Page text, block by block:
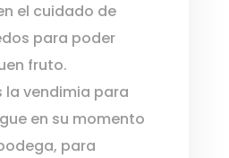
el cuidado de
para poder
fruto.
la vendimia para
en su momento
para